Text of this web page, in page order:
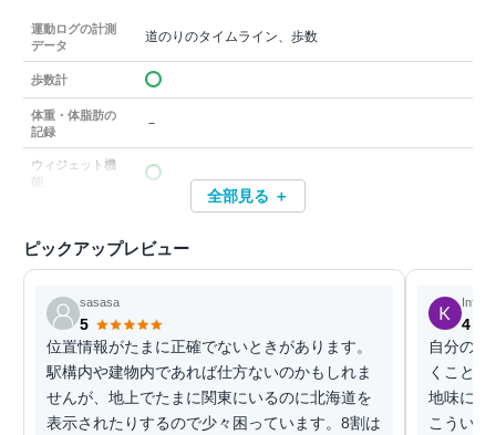
運動ログの計測
データ
道のりのタイムライン、歩数
歩数計
体重・体脂肪の
記録
－
ウィジェット機
全部見る ＋
ピックアップレビュー
sasasa
5
位置情報がたまに正確でないときがあります。
駅構内や建物内であれば仕方ないのかもしれま
せんが、地上でたまに関東にいるのに北海道を
表示されたりするので少々困っています。8割は
4
自分の
くこと
地味に嬉
こうい